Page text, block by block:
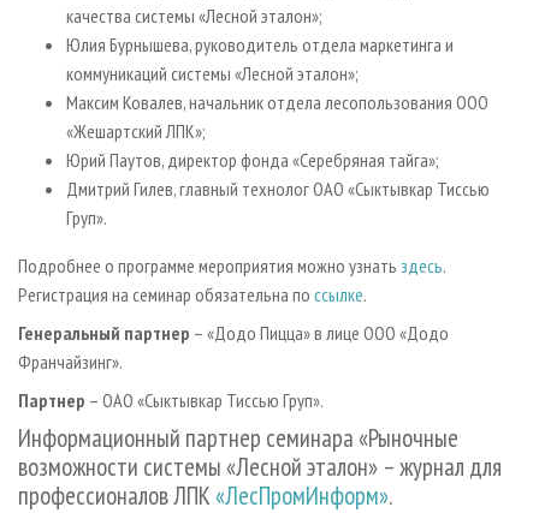
качества системы «Лесной эталон»;
Юлия Бурнышева, руководитель отдела маркетинга и
коммуникаций системы «Лесной эталон»;
Максим Ковалев, начальник отдела лесопользования ООО
«Жешартский ЛПК»;
Юрий Паутов, директор фонда «Серебряная тайга»;
Дмитрий Гилев, главный технолог ОАО «Сыктывкар Тиссью
Груп».
Подробнее о программе мероприятия можно узнать здесь.
Регистрация на семинар обязательна по ссылке.
Генеральный партнер – «Додо Пицца» в лице ООО «Додо
Франчайзинг».
Партнер – ОАО «Сыктывкар Тиссью Груп».
Информационный партнер семинара «Рыночные
возможности системы «Лесной эталон» – журнал для
профессионалов ЛПК«ЛесПромИнформ».